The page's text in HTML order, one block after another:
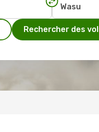
Rechercher des